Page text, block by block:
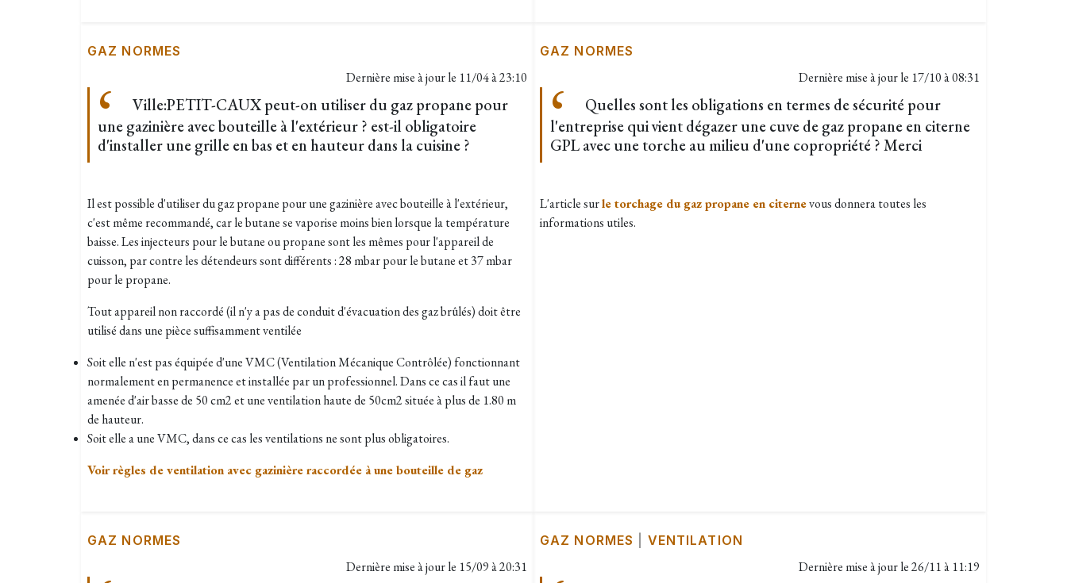
GAZ NORMES
Dernière mise à jour le 11/04 à 23:10
Ville:PETIT-CAUX peut-on utiliser du gaz propane pour
une gazinière avec bouteille à l'extérieur ? est-il obligatoire
d'installer une grille en bas et en hauteur dans la cuisine ?
Il est possible d'utiliser du gaz propane pour une gazinière avec bouteille à l'extérieur,
c'est même recommandé, car le butane se vaporise moins bien lorsque la température
baisse. Les injecteurs pour le butane ou propane sont les mêmes pour l'appareil de
cuisson, par contre les détendeurs sont différents : 28 mbar pour le butane et 37 mbar
pour le propane.
Tout appareil non raccordé (il n'y a pas de conduit d'évacuation des gaz brûlés) doit être
utilisé dans une pièce suffisamment ventilée
Soit elle n'est pas équipée d'une VMC (Ventilation Mécanique Contrôlée) fonctionnant
normalement en permanence et installée par un professionnel. Dans ce cas il faut une
amenée d'air basse de 50 cm2 et une ventilation haute de 50cm2 située à plus de 1.80 m
de hauteur.
Soit elle a une VMC, dans ce cas les ventilations ne sont plus obligatoires.
Voir règles de ventilation avec gazinière raccordée à une bouteille de gaz
GAZ NORMES
Dernière mise à jour le 17/10 à 08:31
Quelles sont les obligations en termes de sécurité pour
l'entreprise qui vient dégazer une cuve de gaz propane en citerne
GPL avec une torche au milieu d'une copropriété ? Merci
L'article surle torchage du gaz propane en citernevous donnera toutes les
informations utiles.
GAZ NORMES
Dernière mise à jour le 15/09 à 20:31
GAZ NORMES VENTILATION
Dernière mise à jour le26/11 à 11:19